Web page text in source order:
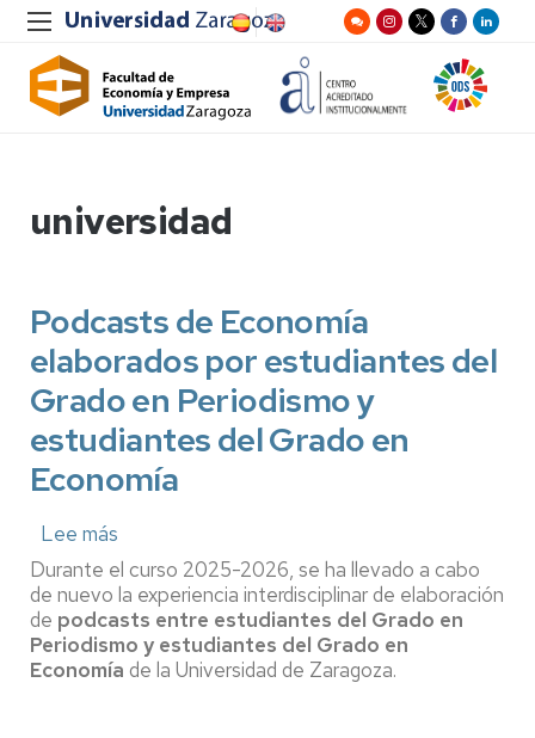
universidad
Podcasts de Economía
elaborados por estudiantes del
Grado en Periodismo y
estudiantes del Grado en
Economía
Lee más
Podcasts
de
Economía
elaborados
por
estudiantes
Durante el curso 2025-2026, se ha llevado a cabo
de nuevo la experiencia interdisciplinar de elaboración
de podcasts entre estudiantes del Grado en
Periodismo y estudiantes del Grado en
Economía de la Universidad de Zaragoza.